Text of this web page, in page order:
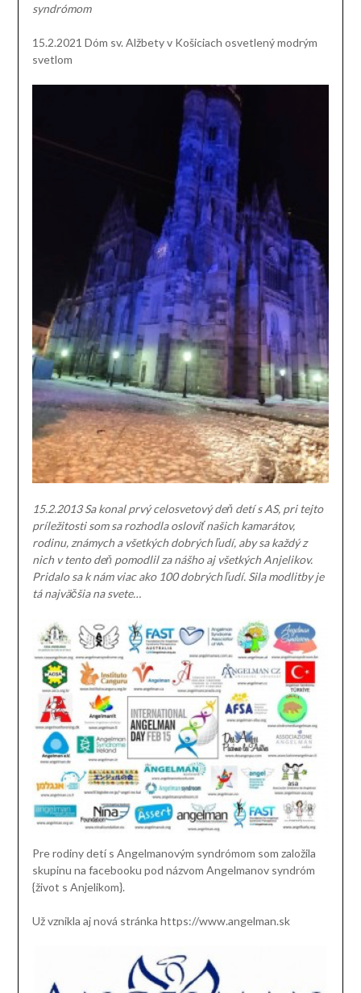
syndrómom
15.2.2021 Dóm sv. Alžbety v Košiciach osvetlený modrým
svetlom
15.2.2013 Sa konal prvý celosvetový deň detí s AS, pri tejto
príležitosti som sa rozhodla osloviť našich kamarátov,
rodinu, známych a všetkých dobrých ľudí, aby sa každý z
nich v tento deň pomodlil za nášho aj všetkých Anjelikov.
Pridalo sa k nám viac ako 100 dobrých ľudí. Sila modlitby je
tá najväčšia na svete…
Pre rodiny detí s Angelmanovým syndrómom som založila
skupinu na facebooku pod názvom Angelmanov syndróm
{život s Anjelikom}.
Už vznikla aj nová stránka https://www.angelman.sk